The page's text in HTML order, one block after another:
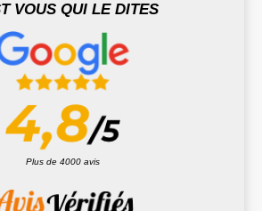
VOUS QUI LE DITES
Plus de 4000 avis